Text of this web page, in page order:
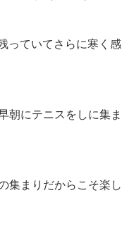
ていてさらに寒く
朝にテニスをしに集
集まりだからこそ楽し